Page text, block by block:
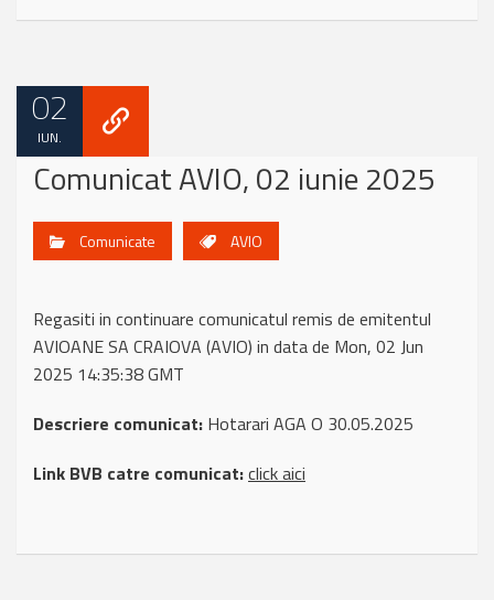
02
IUN.
Comunicat AVIO, 02 iunie 2025
Comunicate AVIO
Regasiti in continuare comunicatul remis de emitentul
AVIOANE SA CRAIOVA (AVIO) in data de Mon, 02 Jun
2025 14:35:38 GMT
Descriere comunicat: Hotarari AGA O 30.05.2025
Link BVB catre comunicat:click aici